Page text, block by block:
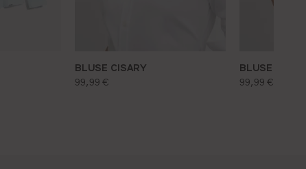
BLUSE CISARY
regulärer preis:
99,99 €
BLUSE
regulärer
99,99 €